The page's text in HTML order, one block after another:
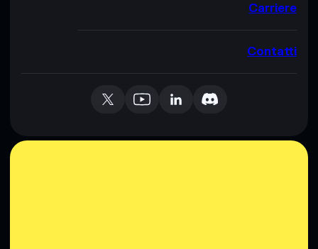
Carriere
Contatti